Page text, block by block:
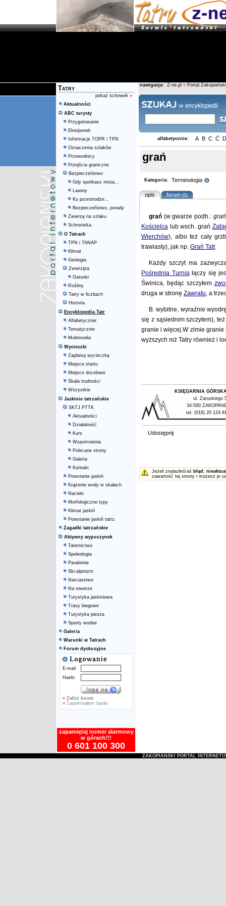
Tatry
pokaż schowek »
Aktualności
ABC turysty
Przygotowanie
Ekwipunek
Informacje TOPR i TPN
Oznaczenia szlaków
Przewodnicy
Przejścia graniczne
Bezpieczeństwo
Gdy spotkasz misia...
Lawiny
Ku przestrodze...
Bezpieczeństwo, porady
Zwierzę na szlaku
Schroniska
O Tatrach
TPN i TANAP
Klimat
Geologia
Zwierzęta
Gatunki
Rośliny
Tatry w liczbach
Historia
Encyklopedia Tatr
Alfabetycznie
Tematycznie
Multimedia
Wycieczki
Zaplanuj wycieczkę
Miejsce startu
Miejsce docelowe
Skala trudności
Wszystkie
Jaskinie tatrzańskie
SKTJ PTTK
Aktualności
Działalność
Kurs
Wspomnienia
Polecane strony
Galeria
Kontakt
Powstanie jaskiń
Krążenie wody w skałach
Nacieki
Morfologiczne typy
Klimat jaskiń
Powstanie jaskiń tatrz.
Zagadki tatrzańskie
Aktywny wypoczynek
Taternictwo
Speleologia
Paralotnie
Ski-alpinizm
Narciarstwo
Na rowerze
Turystyka jaskiniowa
Trasy biegowe
Turystyka piesza
Sporty wodne
Galeria
Warunki w Tatrach
Forum dyskusyjne
E-mail
Hasło
» Załóż konto
»Zapomniałem hasła
zapamiętaj numer alarmowy
w górach!!!
0 601 100 300
nawigacja: Z-ne.pl » Portal Zakopiański
alfabetycznie: A B C Ć D
grań
Kategoria: Terminologia
opis forum(0)
grań (w gwarze podh.:
Kościelca lub wsch. grań
Wierchów), albo też cały
trawiasty), jak np. Grań Tatr.
Każdy szczyt ma
Pośrednia Turniałączy się
Świnica, będąc szczytem
druga w stronę Zawratu, a
B. wybitne, wyraźnie
się z sąsiednim szczytem),
granie i więcej.W zimie granie
wyższych niż Tatry również i
KSIĘGARNIA
ul. Zaruskiego
34-500
tel. (018) 20 124
Udostępnij
Jeżeli znalazłeś/aś błąd ,
zawartość tej strony i możesz je
ZAKOPIAŃSKI PORTAL